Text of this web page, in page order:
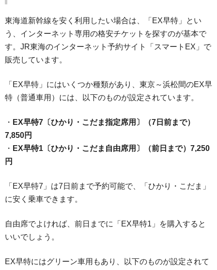
東海道新幹線を安く利用したい場合は、「EX早特」とい
う、インターネット専用の格安チケットを探すのが基本で
す。JR東海のインターネット予約サイト「スマートEX」で
販売しています。
「EX早特」にはいくつか種類があり、東京～浜松間のEX早
特（普通車用）には、以下のものが設定されています。
・ EX早特7〔ひかり・こだま指定席用〕（7日前まで）
7,850円
・ EX早特1〔ひかり・こだま自由席用〕（前日まで）7,250
円
「EX早特7」は7日前まで予約可能で、「ひかり・こだま」
に安く乗車できます。
自由席でよければ、前日までに「EX早特1」を購入すると
いいでしょう。
EX早特にはグリーン車用もあり、以下のものが設定されて